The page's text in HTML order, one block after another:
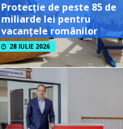
Protecție de peste 85 de
miliarde lei pentru
vacanțele românilor
28 IULIE 2026